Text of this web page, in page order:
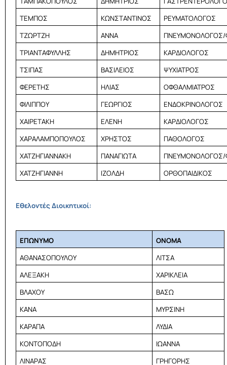
ΤΕΜΠΟΣ
ΚΩΝΣΤΑΝΤΙΝΟΣ
ΡΕΥΜΑΤΟΛΟΓΟΣ
ΤΖΩΡΤΖΗ
ΑΝΝΑ
ΠΝΕΥΜΟΝΟΛΟΓΟΣ/
ΤΡΙΑΝΤΑΦΥΛΛΗΣ
ΔΗΜΗΤΡΙΟΣ
ΚΑΡΔΙΟΛΟΓΟΣ
ΤΣΙΠΑΣ
ΒΑΣΙΛΕΙΟΣ
ΨΥΧΙΑΤΡΟΣ
ΦΕΡΕΤΗΣ
ΗΛΙΑΣ
ΟΦΘΑΛΜΙΑΤΡΟΣ
ΦΙΛΙΠΠΟΥ
ΓΕΩΡΓΙΟΣ
ΕΝΔΟΚΡΙΝΟΛΟΓΟΣ
ΧΑΙΡΕΤΑΚΗ
ΕΛΕΝΗ
ΚΑΡΔΙΟΛΟΓΟΣ
ΧΑΡΑΛΑΜΠΟΠΟΥΛΟΣ
ΧΡΗΣΤΟΣ
ΠΑΘΟΛΟΓΟΣ
ΧΑΤΖΗΓΙΑΝΝΑΚΗ
ΠΑΝΑΓΙΩΤΑ
ΠΝΕΥΜΟΝΟΛΟΓΟΣ/
ΧΑΤΖΗΓΙΑΝΝΗ
ΙΖΟΛΔΗ ΟΡΘΟΠΑΙΔΙΚΟΣ
Εθελοντές Διοικητικοί:
ΕΠΩΝΥΜΟ
ΟΝΟΜΑ
ΑΘΑΝΑΣΟΠΟΥΛΟΥ
ΛΙΤΣΑ
ΑΛΕΞΑΚΗ
ΧΑΡΙΚΛΕΙΑ
ΒΛΑΧΟΥ
ΒΑΣΩ
ΚΑΝΑ
ΜΥΡΣΙΝΗ
ΚΑΡΑΠΑ
ΛΥΔΙΑ
ΚΟΝΤΟΠΟΔΗ
ΙΩΑΝΝΑ
ΛΙΝΑΡΑΣ
ΓΡΗΓΟΡΗΣ